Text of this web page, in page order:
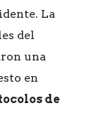
La
del
una
en
de